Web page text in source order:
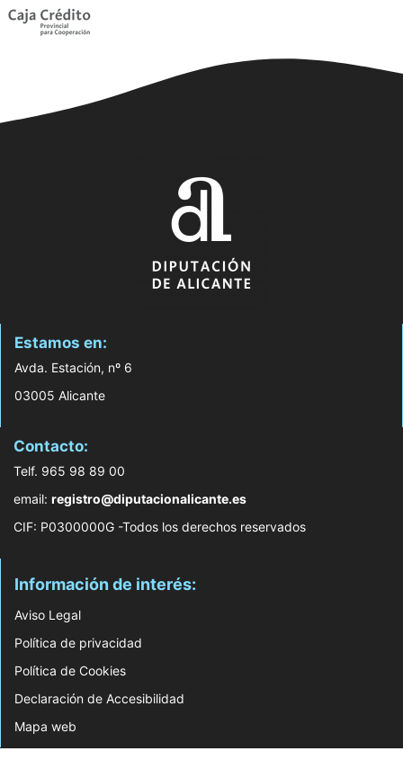
Estamos en:
Avda. Estación, nº 6
03005 Alicante
Contacto:
Telf. 965 98 89 00
email: registro@diputacionalicante.es
CIF: P0300000G -Todos los derechos reservados
Información de interés:
Aviso Legal
Política de privacidad
Política de Cookies
Declaración de Accesibilidad
Mapa web